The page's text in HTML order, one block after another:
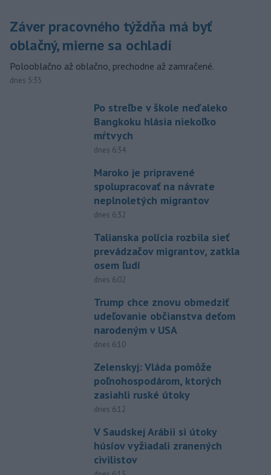
Záver pracovného týždňa má byť
oblačný, mierne sa ochladí
Polooblačno až oblačno, prechodne až zamračené.
dnes 5:35
Po streľbe v škole neďaleko
Bangkoku hlásia niekoľko
mŕtvych
dnes 6:34
Maroko je pripravené
spolupracovať na návrate
neplnoletých migrantov
dnes 6:32
Talianska polícia rozbila sieť
prevádzačov migrantov, zatkla
osem ľudí
dnes 6:02
Trump chce znovu obmedziť
udeľovanie občianstva deťom
narodeným v USA
dnes 6:10
Zelenskyj: Vláda pomôže
poľnohospodárom, ktorých
zasiahli ruské útoky
dnes 6:12
V Saudskej Arábii si útoky
húsíov vyžiadali zranených
civilistov